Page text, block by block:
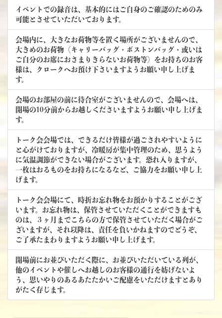
イベントでの録音は、基本的にはご自身のご確認のためのみ
可能とさせていただいております。
会場内に、大きなお荷物等を置く場所がございませんので、
大きめのお荷物（キャリーバッグ・ボストンバッグ・或いは
ご自分のお席におさまりきらないお荷物等）をお持ちのお客
様は、クロークへお預け下さいますようお願い申し上げま
す。
会場のお部屋の前に待合室がございませんので、会場へは、
開場の10分前からお越しくださいますようお願い申し上げま
す。
トーク会会場では、できるだけ皆様が過ごされやすいように
と心がけておりますが、冷暖房が集中管理のため、思うよう
に気温調節ができない場合がございます。恐れ入りますが、
一枚はおるものをお持ちになるなど、ご協力をお願い申し上
げます。
トーク会会場にて、時折お忘れ物をお預かりすることがござ
います。お忘れ物は、保管させていただくことができますも
のは、３ヶ月までこちらの方で保管させていただく場合がご
ざいますが、それ以降は、責任を負いかねますのでどうぞ、
ご了承たまわりますようお願い申し上げます。
開場前にお並びいただく際に、お並びいただいている列が、
他のイベントや催しへお越しのお客様の通行を妨げないよ
う、思いやりのあるあたたかいご配慮をいただけますとあり
がたく存じます。